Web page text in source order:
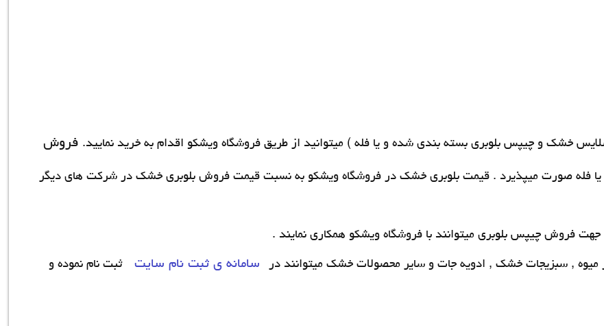
خشکوچیپس بلوبری بسته بندی شدهو یا فله ) میتوانید از طریق فروشگاه ویشکو اقدام به خرید نمایید. فروش
فله صورت میپذیرد .قیمت بلوبری خشکدر فروشگاه ویشکو به نسبت قیمت فروش بلوبری خشک در شرکت های دیگر
جهتفروش چیپس بلوبریمیتوانند با فروشگاه ویشکو همکاری نمایند .
, سبزیجات خشک , ادویه جات و سایر محصولات خشک میتوانند در سامانه ی ثبت نام سایت ثبت نام نموده و